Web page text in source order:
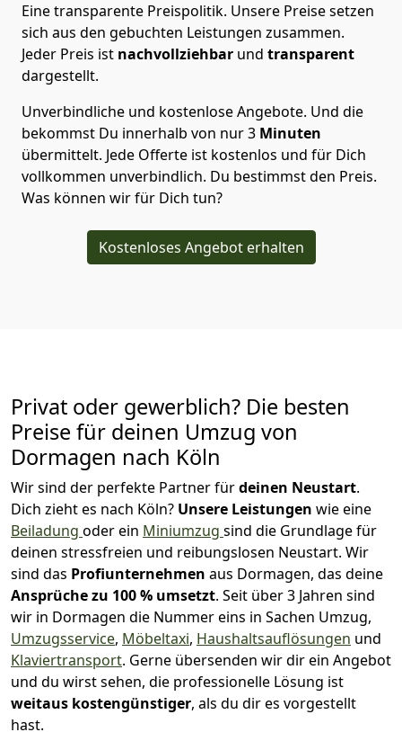
Eine transparente Preispolitik. Unsere Preise setzen
sich aus den gebuchten Leistungen zusammen.
Jeder Preis ist nachvollziehbar und transparent
dargestellt.
Unverbindliche und kostenlose Angebote. Und die
bekommst Du innerhalb von nur3 Minuten
übermittelt. Jede Offerte ist kostenlos und für Dich
vollkommen unverbindlich. Du bestimmst den Preis.
Was können wir für Dich tun?
Kostenloses Angebot erhalten
Privat oder gewerblich? Die besten
Preise für deinen Umzug von
Dormagen nach Köln
Wir sind der perfekte Partner fürdeinen Neustart.
Dich zieht es nach Köln? Unsere Leistungen wie eine
Beiladung oder ein Miniumzug sind die Grundlage für
deinen stressfreien und reibungslosen Neustart. Wir
sind das Profiunternehmen aus Dormagen, das deine
Ansprüche zu 100% umsetzt. Seit über 3 Jahren sind
wir in Dormagen die Nummer eins in Sachen Umzug,
Umzugsservice, Möbeltaxi, Haushaltsauflösungen und
Klaviertransport. Gerne übersenden wir dir ein Angebot
und du wirst sehen, die professionelle Lösung ist
weitaus kostengünstiger, als du dir es vorgestellt
hast.